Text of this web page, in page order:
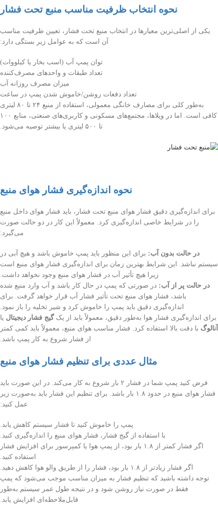
نحوه انتخاب ظرفیت مناسب منبع تحت فشار
یکی از اصلی‌ترین معیارها در انتخاب منبع تحت فشار، تعیین ظرفیت مناسب
آن است که به عوامل زیر بستگی دارد:
توان پمپ آب (اسب بخار یا کیلووات)
تعداد طبقات و واحدهای مصرف‌کننده
میزان مصرف روزانه آب
تعداد دفعات روشن/خاموش شدن پمپ در ساعت
به‌طور کلی برای مصارف خانگی معمولی، استفاده از منبع ۲۴ تا ۸۰ لیتری
کافی است. اما در ویلاها، مجتمع‌های مسکونی و کاربری‌های صنعتی، منابع ۱۰۰
تا ۵۰۰ لیتری یا بیشتر توصیه می‌شود.
نحوه اندازه‌گیری فشار هوای منبع
برای اندازه‌گیری دقیق فشار هوای منبع تحت فشار، باید فشار هوای داخل منبع
را در شرایط خاصی اندازه‌گیری کرد. معمولاً این کار در دو حالت صورت
می‌گیرد:
در حالت بدون آب: برای این منظور باید پمپ خاموش باشد و هیچ آبی در
سیستم نباشد. این شرایط بهترین زمان برای اندازه‌گیری فشار هوای منبع است
زیرا هیچ تأثیر آب در فشار هوای منبع وجود نخواهد داشت.
در حالت پر از آب: در صورتی که پمپ در حال کار باشد و آب وارد منبع شده
باشد، فشار هوای منبع تحت تأثیر فشار آب قرار خواهد گرفت. برای
اندازه‌گیری دقیق باید پمپ را خاموش کرد و شیر تخلیه را باز نمود.
برای اندازه‌گیری فشار هوا به‌طور دقیق، معمولاً باید از یکگیج فشار دیجیتال یا
آنالوگ با دقت بالا استفاده کرد. فشار مناسب هوای منبع، معمولاً باید کمی کمتر
از فشار شروع به کار پمپ باشد.
مثال عددی برای تنظیم فشار هوای منبع
فرض کنید پمپ شما در فشار ۲ بار شروع به کار می‌کند. در این صورت باید
فشار هوای منبع در حدود ۱.۸ بار باشد. برای تنظیم این فشار باید به‌صورت زیر
عمل کنید:
پمپ را خاموش کنید تا فشار سیستم کاهش یابد.
با استفاده از گیج فشار، فشار هوای منبع را اندازه‌گیری کنید.
اگر فشار کمتر از ۱.۸ بار بود، از پمپ هوا یا کمپرسور برای افزایش فشار
استفاده کنید.
اگر فشار زیادتر از ۱.۸ بار بود، فشار را از طریق والو هوا کاهش دهید.
توجه داشته باشید که تنظیم فشار به میزان مناسب موجب می‌شود که پمپ
فقط در صورت نیاز روشن شود و در نتیجه طول عمر سیستم به‌طور
قابل‌ملاحظه‌ای افزایش یابد.